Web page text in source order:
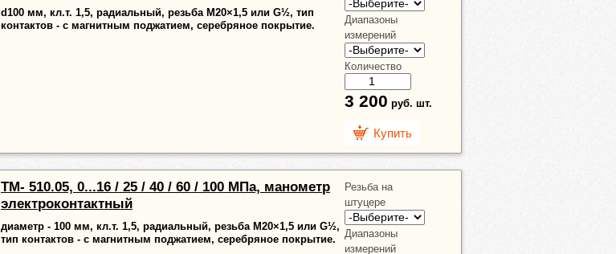
d100 мм, кл.т. 1,5, радиальный, резьба М20×1,5 или G½, тип
контактов - с магнитным поджатием, серебряное покрытие.
Диапазоны
измерений
Количество
3 200 руб. шт.
Купить
ТМ- 510.05, 0...16 / 25 / 40 / 60 / 100 МПа, манометр
электроконтактный
диаметр - 100 мм, кл.т. 1,5, радиальный, резьба М20×1,5 или G½,
тип контактов - с магнитным поджатием, серебряное покрытие.
Резьба на
штуцере
Диапазоны
измерений